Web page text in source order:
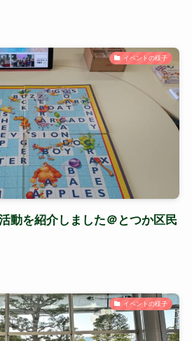
イベントの様子
動を紹介しました＠とつか区民
イベントの様子